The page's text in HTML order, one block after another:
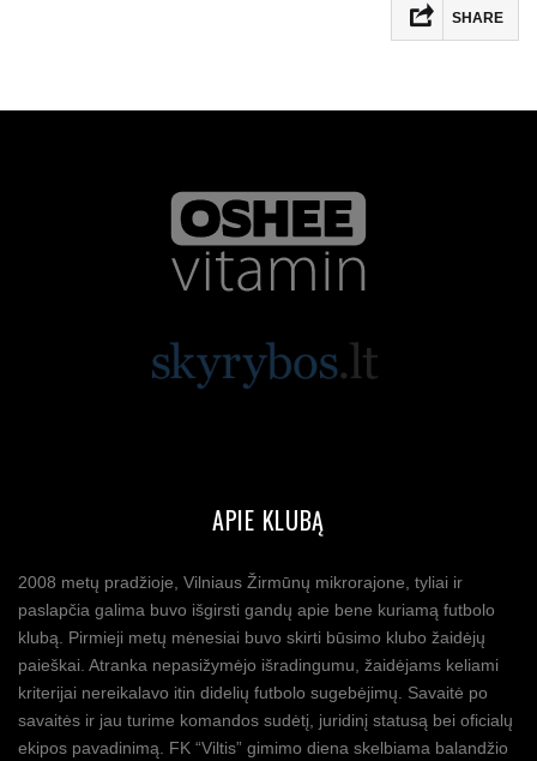
SHARE
APIE KLUBĄ
2008 metų pradžioje, Vilniaus Žirmūnų mikrorajone, tyliai ir
paslapčia galima buvo išgirsti gandų apie bene kuriamą futbolo
klubą. Pirmieji metų mėnesiai buvo skirti būsimo klubo žaidėjų
paieškai. Atranka nepasižymėjo išradingumu, žaidėjams keliami
kriterijai nereikalavo itin didelių futbolo sugebėjimų. Savaitė po
savaitės ir jau turime komandos sudėtį, juridinį statusą bei oficialų
ekipos pavadinimą. FK “Viltis” gimimo diena skelbiama balandžio